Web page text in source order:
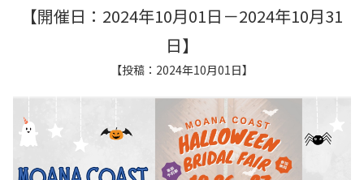
【開催日：2024年10月01日－2024年10月31
日】
【投稿：2024年10月01日】